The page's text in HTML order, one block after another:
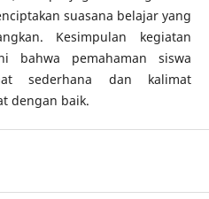
suasana belajar yang
Kesimpulan kegiatan
bahwa pemahaman siswa
sederhana dan kalimat
dengan baik.